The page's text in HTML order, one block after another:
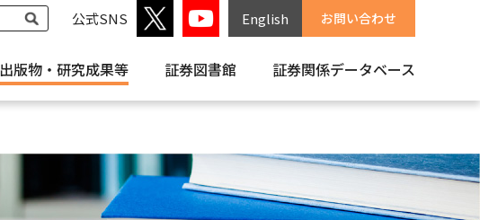
公式SNS English お問い合わせ
出版物・ 研究成果等 証券図書館 証券関係データベース